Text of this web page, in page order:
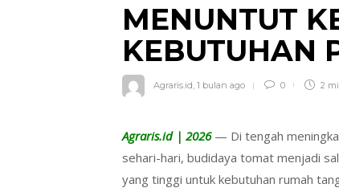
MENUNTUT
KEBUTUHAN
Agraris.id 1 bulan ago 0 2
Agraris.id | 2026— Di tengah
sehari-hari, budidaya tomat menjadi
yang tinggi untuk kebutuhan rumah